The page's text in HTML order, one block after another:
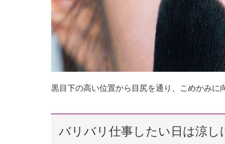
黒目下の高い位置から目尻を通り、こめかみ
バリバリ仕事したい日は涼